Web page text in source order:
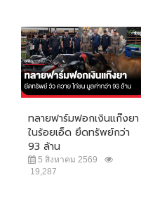
ทลายฟาร์มฟอกเงินแก๊งยา
ในร้อยเอ็ด ยึดทรัพย์กว่า
93 ล้าน
5 สิงหาคม 2569
19,287